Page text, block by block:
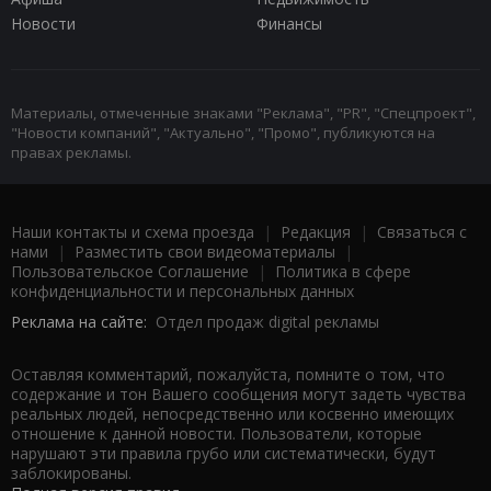
Новости
Финансы
Материалы, отмеченные знаками "Реклама", "PR", "Спецпроект",
"Новости компаний", "Актуально", "Промо", публикуются на
правах рекламы.
Наши контакты и схема проезда | Редакция | Связаться с
нами | Разместить свои видеоматериалы |
Пользовательское Соглашение |
Политика в сфере
конфиденциальности и персональных данных
Реклама на сайте: Отдел продаж digital рекламы
Оставляя комментарий, пожалуйста, помните о том, что
содержание и тон Вашего сообщения могут задеть чувства
реальных людей, непосредственно или косвенно имеющих
отношение к данной новости. Пользователи, которые
нарушают эти правила грубо или систематически, будут
заблокированы.